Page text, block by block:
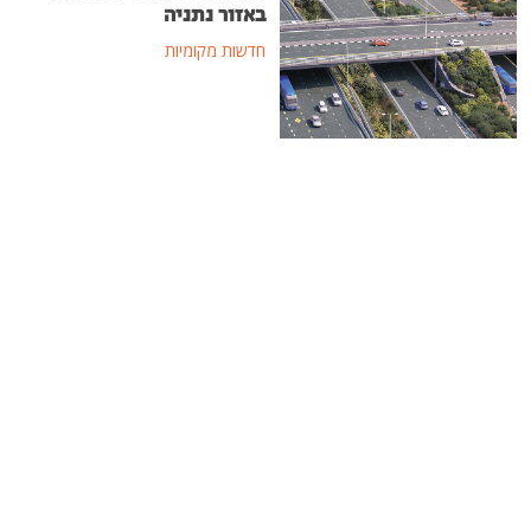
באזור נתניה
חדשות מקומיות